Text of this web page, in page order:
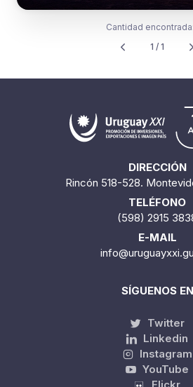
Cantidad encontrada:
1 / 1
DIRECCIÓN
Rincón 518-528.
TELÉFONO
(598) 2915
E-MAIL
SÍGUENOS EN
Twitter
Linkedin
Instagram
YouTube
Flickr